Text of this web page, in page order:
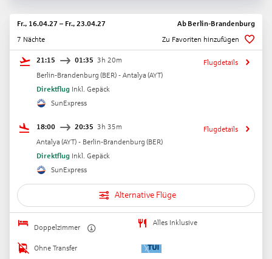
Fr., 16.04.27 – Fr., 23.04.27 Ab Berlin-Brandenburg
7 Nächte
Zu Favoriten hinzufügen
21:15 01:35 3h 20m
Berlin-Brandenburg (BER) - Antalya (AYT)
Direktflug Inkl. Gepäck
SunExpress
Flugdetails
18:00 20:35 3h 35m
Antalya (AYT) - Berlin-Brandenburg (BER)
Direktflug Inkl. Gepäck
SunExpress
Flugdetails
Alternative Flüge
Doppelzimmer
Alles Inklusive
Ohne Transfer